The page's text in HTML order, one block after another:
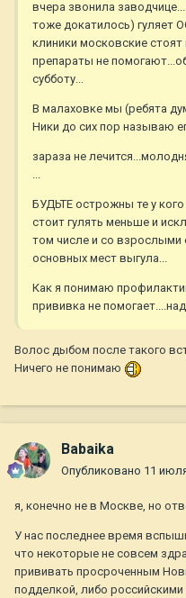
вчера звонила
тоже докатилось) гуляет
клиники московские стоят
препараты не
субботу...
В малаховке мы (ребята
Ники до сих пор называю
зараза не
...
БУДЬТЕ острожны те у
стоит гулять меньше и
том числе и со взрослыми
основных мест выгула...
Как я понимаю
прививка не
Волос дыбом после такого
Ничего не понимаю
Babaika
Опубликовано 11
я, конечно не в Москве, но
У нас последнее время
что некоторые не совсем
прививать просроченным
подделкой, либо